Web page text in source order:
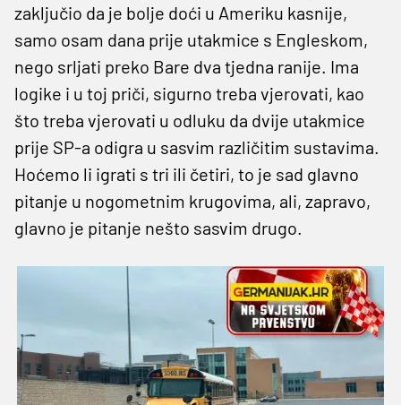
zaključio da je bolje doći u Ameriku kasnije,
samo osam dana prije utakmice s Engleskom,
nego srljati preko Bare dva tjedna ranije. Ima
logike i u toj priči, sigurno treba vjerovati, kao
što treba vjerovati u odluku da dvije utakmice
prije SP-a odigra u sasvim različitim sustavima.
Hoćemo li igrati s tri ili četiri, to je sad glavno
pitanje u nogometnim krugovima, ali, zapravo,
glavno je pitanje nešto sasvim drugo.